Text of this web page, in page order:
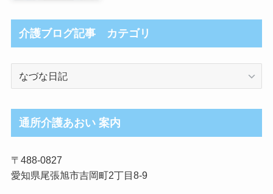
介護ブログ記事 カテゴリ
ロ
グ
事
カ
通所介護あおい 案内
〒488-0827
愛知県尾張旭市吉岡町2丁目8-9